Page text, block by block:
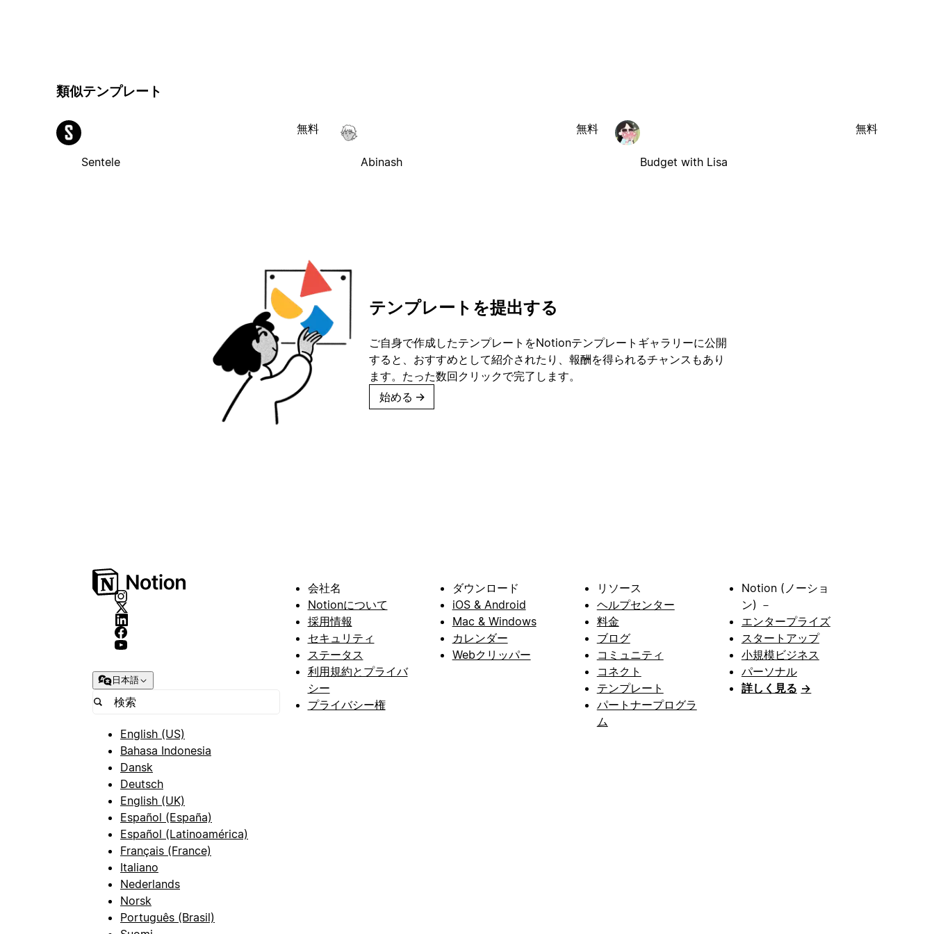
類似テンプレート
Sentele
無料
Abinash
無料
Budget with Lisa
無料
テンプレートを提出する
ご自身で作成したテンプレートをNotionテンプレートギャラリーに公開
すると、おすすめとして紹介されたり、報酬を得られるチャンスもあり
ます。たった数回クリックで完了します。
始める →
日本語
English (US)
Bahasa Indonesia
Dansk
Deutsch
English (UK)
Español (España)
Español (Latinoamérica)
Français (France)
Italiano
Nederlands
Norsk
Português (Brasil)
会社名
Notionについて
採用情報
セキュリティ
ステータス
利用規約とプライバ
シー
プライバシー権
ダウンロード
iOS & Android
Mac & Windows
カレンダー
Webクリッパー
リソース
ヘルプセンター
料金
ブログ
コミュニティ
コネクト
テンプレート
パートナープログラ
ム
Notion (ノーショ
ン) －
エンタープライズ
スタートアップ
小規模ビジネス
パーソナル
詳しく見る →